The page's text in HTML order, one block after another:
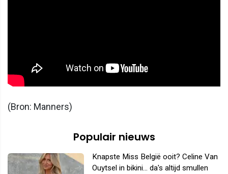
(Bron: Manners)
Populair nieuws
Knapste Miss België ooit? Celine Van
Ouytsel in bikini... da's altijd smullen